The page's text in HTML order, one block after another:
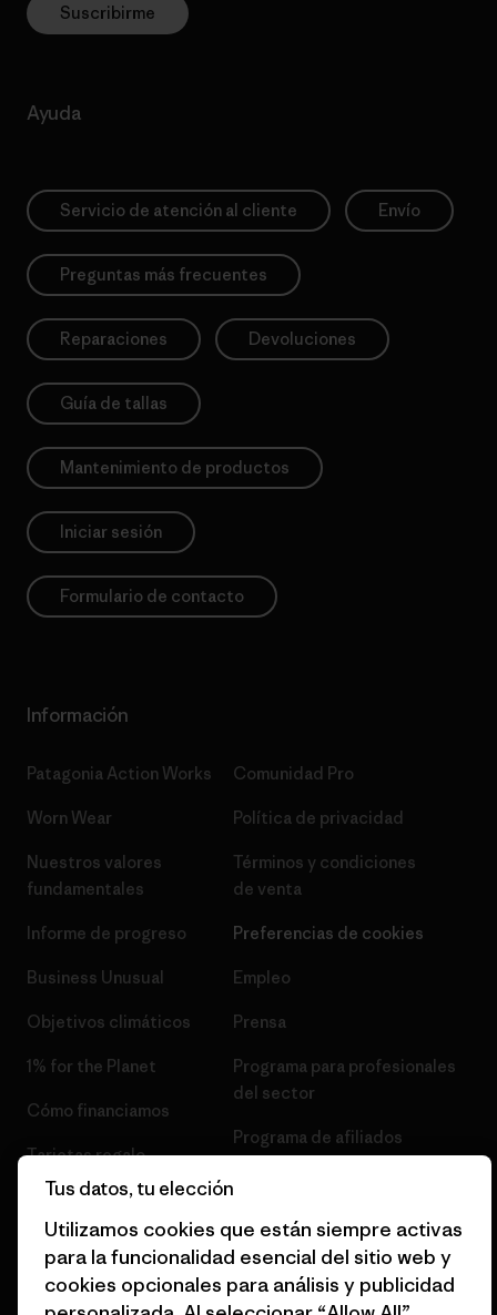
Suscribirme
Ayuda
Servicio de atención al cliente Envío
Preguntas más frecuentes
Reparaciones Devoluciones
Guía de tallas
Mantenimiento de productos
Iniciar sesión
Formulario de contacto
Información
Patagonia Action Works
Worn Wear
Nuestros valores
fundamentales
Informe de progreso
Business Unusual
Objetivos climáticos
1% for the Planet
Cómo financiamos
Tarjetas regalo
Encuentra una tienda
Comunidad Pro
Política de privacidad
Términos y condiciones
de venta
Preferencias de cookies
Empleo
Prensa
Programa para profesionales
del sector
Programa de afiliados
Mapa del sitio Patagonia
Tus datos, tu elección
Utilizamos cookies que están siempre activas
para la funcionalidad esencial del sitio web y
cookies opcionales para análisis y publicidad